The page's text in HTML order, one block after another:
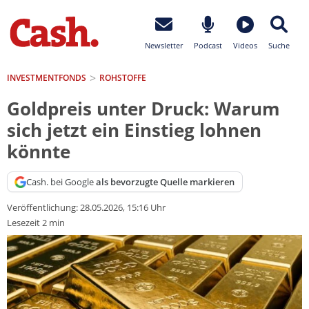
Newsletter Podcast Videos Suche
INVESTMENTFONDS ROHSTOFFE
Goldpreis unter Druck: Warum
sich jetzt ein Einstieg lohnen
könnte
Cash. bei Googleals bevorzugte Quelle markieren
Veröffentlichung:28.05.2026, 15:16 Uhr
Lesezeit 2 min